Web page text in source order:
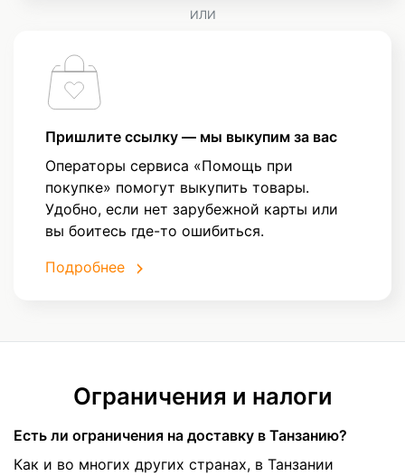
ИЛИ
Пришлите ссылку — мы выкупим за вас
Операторы сервиса «Помощь при
покупке» помогут выкупить товары.
Удобно, если нет зарубежной карты или
вы боитесь где-то ошибиться.
Подробнее
Ограничения и налоги
Есть ли ограничения на доставку в Танзанию?
Как и во многих других странах, в Танзании